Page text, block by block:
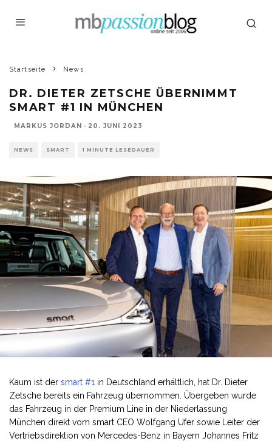
Startseite News
DR. DIETER ZETSCHE ÜBERNIMMT
SMART #1 IN MÜNCHEN
MARKUS JORDAN · 20. JUNI 2023
NEWS SMART 1 MINUTE LESEDAUER
Kaum ist der smart #1 in Deutschland erhältlich, hat Dr. Dieter
Zetsche bereits ein Fahrzeug übernommen. Übergeben wurde
das Fahrzeug in der Premium Line in der Niederlassung
München direkt vom smart CEO Wolfgang Ufer sowie Leiter der
Vertriebsdirektion von Mercedes-Benz in Bayern Johannes Fritz